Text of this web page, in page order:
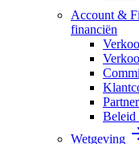
Account &
financiën
Beleid
Wetgeving